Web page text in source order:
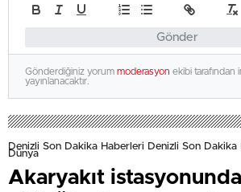
Gönder
Gönderdiğiniz yorum moderasyon ekibi
yayınlanacaktır.
Denizli Son Dakika Haberleri Denizli Son Dakika
Dünya
Akaryakıt